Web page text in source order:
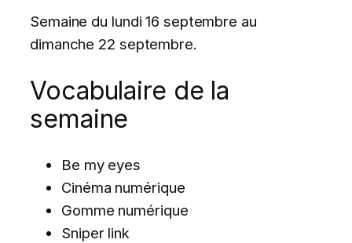
Semaine du lundi 16 septembre au
dimanche 22 septembre.
Vocabulaire de la
semaine
Be my eyes
Cinéma numérique
Gomme numérique
Sniper link